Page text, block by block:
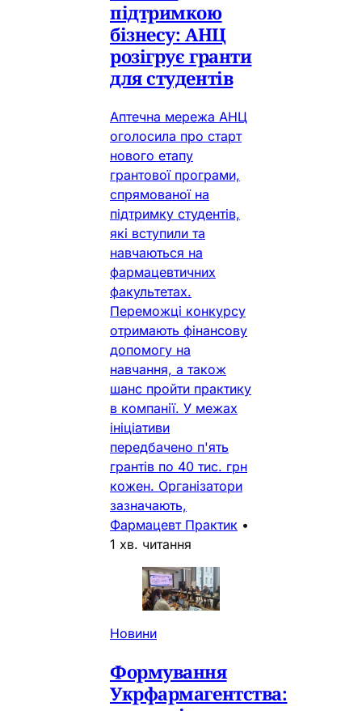
підтримкою
бізнесу: АНЦ
розігрує гранти
для студентів
Аптечна мережа АНЦ
оголосила про старт
нового етапу
грантової програми,
спрямованої на
підтримку студентів,
які вступили та
навчаються на
фармацевтичних
факультетах.
Переможці конкурсу
отримають фінансову
допомогу на
навчання, а також
шанс пройти практику
в компанії. У межах
ініціативи
передбачено п'ять
грантів по 40 тис. грн
кожен. Організатори
зазначають,
Фармацевт Практик •
1 хв. читання
Новини
Формування
Укрфармагентства: